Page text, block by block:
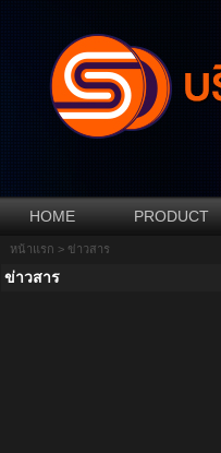
HOME PRODUCT
หน้าแรก > ข่าวสาร
ข่าวสาร